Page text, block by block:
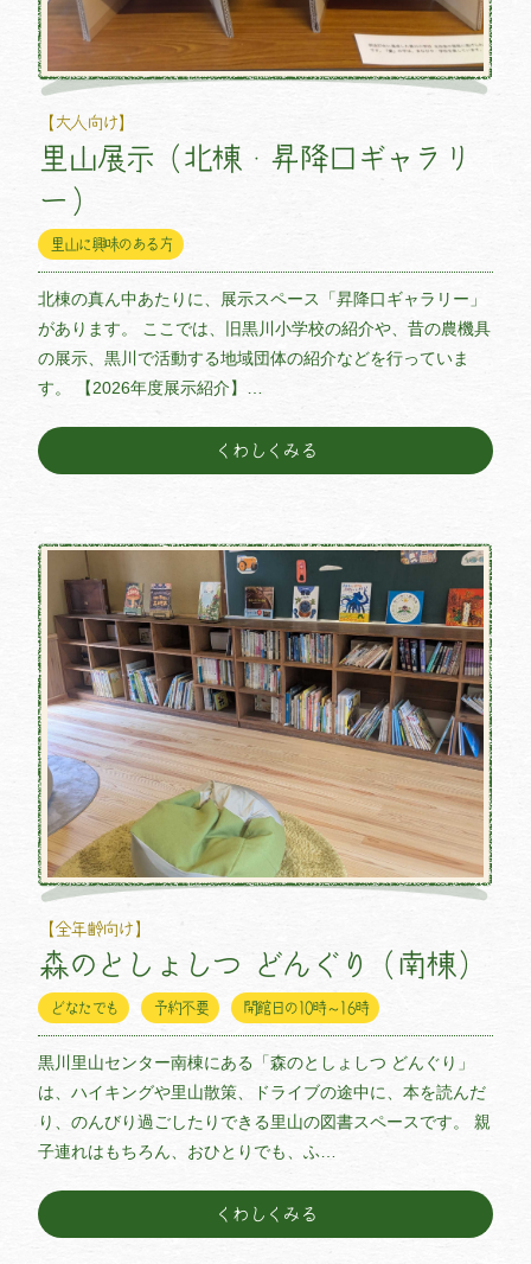
【大人向け】
里山展示（北棟・昇降口ギャラリ
ー）
里山に興味のある方
北棟の真ん中あたりに、展示スペース「昇降口ギャラリー」
があります。 ここでは、旧黒川小学校の紹介や、昔の農機具
の展示、黒川で活動する地域団体の紹介などを行っていま
す。 【2026年度展示紹介】…
くわしくみる
【全年齢向け】
森のとしょしつ どんぐり（南棟）
どなたでも 予約不要 開館日の10時～16時
黒川里山センター南棟にある「森のとしょしつ どんぐり」
は、ハイキングや里山散策、ドライブの途中に、本を読んだ
り、のんびり過ごしたりできる里山の図書スペースです。 親
子連れはもちろん、おひとりでも、ふ…
くわしくみる